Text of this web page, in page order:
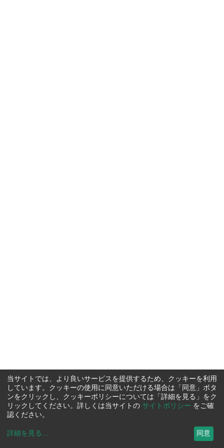
当サイトでは、より良いサービスを提供するため、クッキーを利用
しています。クッキーの使用に同意いただける場合は「同意」ボタ
ンをクリックし、クッキーポリシーについては「詳細を見る」をク
リックしてください。詳しくは当サイトの サイトポリシー をご確
認ください。
詳細を見る ... 同意